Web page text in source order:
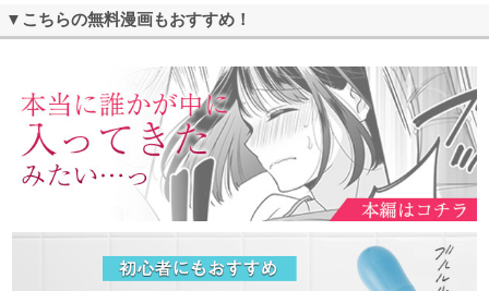
▼こちらの無料漫画もおすすめ！